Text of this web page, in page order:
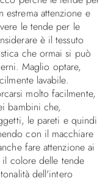
estrema attenzione e
le tende per le
è il tessuto
che ormai si può
Maglio optare,
lavabile.
molto facilmente,
bambini che,
le pareti e quindi
con il macchiare
fare attenzione ai
colore delle tende
dell'intero